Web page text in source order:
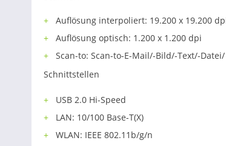
Auflösung interpoliert: 19.200 x 19.200
Auflösung optisch: 1.200 x 1.200 dpi
Scan-to: Scan-to-E-Mail/-Bild/-Text/-
Schnittstellen
USB 2.0 Hi-Speed
LAN: 10/100 Base-T(X)
WLAN: IEEE 802.11b/g/n